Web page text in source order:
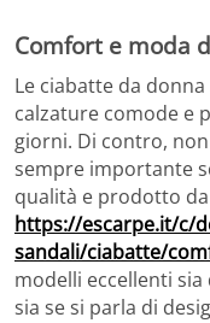
Comfort e moda
Le ciabatte da
calzature comode e
giorni. Di contro,
sempre importante
qualità e prodotto
https://escarpe.it/c/
sandali/ciabatte/
modelli eccellenti
sia se si parla di